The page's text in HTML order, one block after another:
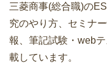
三菱商事(総合職)の
究のやり方、セミナ
報、筆記試験・web
載しています。